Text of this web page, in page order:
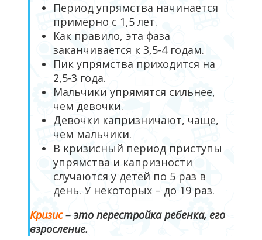
Период упрямства начинается
примерно с 1,5 лет.
Как правило, эта фаза
заканчивается к 3,5-4 годам.
Пик упрямства приходится на
2,5-3 года.
Мальчики упрямятся сильнее,
чем девочки.
Девочки капризничают, чаще,
чем мальчики.
В кризисный период приступы
упрямства и капризности
случаются у детей по 5 раз в
день. У некоторых – до 19 раз.
Кризис– это перестройка ребенка, его
взросление.